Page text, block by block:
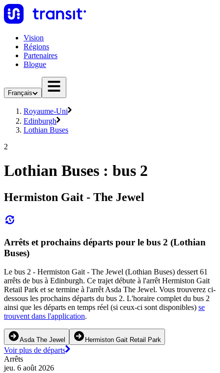
Vision
Régions
Partenaires
Blogue
Français
Royaume-Uni
Edinburgh
Lothian Buses
2
Lothian Buses : bus 2
Hermiston Gait - The Jewel
Arrêts et prochains départs pour le bus 2 (Lothian
Buses)
Le bus 2 - Hermiston Gait - The Jewel (Lothian Buses) dessert 61
arrêts de bus à Edinburgh. Ce trajet débute à l'arrêt Hermiston Gait
Retail Park et se termine à l'arrêt Asda The Jewel. Vous trouverez ci-
dessous les prochains départs du bus 2. L'horaire complet du bus 2
ainsi que les départs en temps réel (si ceux-ci sont disponibles) se
trouvent dans l'application.
Asda The Jewel Hermiston Gait Retail Park
Voir plus de départs
Arrêts
jeu. 6 août 2026